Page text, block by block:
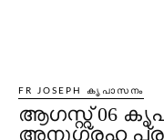
FR JOSEPH കൃപാസനം
ആഗസ്റ്റ് 06
അനുഗ്രഹ